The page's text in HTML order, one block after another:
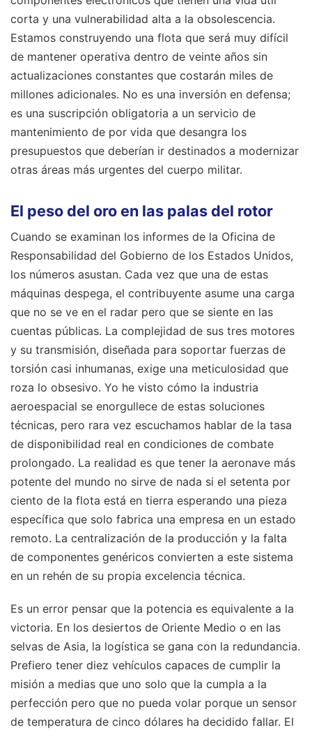
corta y una vulnerabilidad alta a la obsolescencia.
Estamos construyendo una flota que será muy difícil
de mantener operativa dentro de veinte años sin
actualizaciones constantes que costarán miles de
millones adicionales. No es una inversión en defensa;
es una suscripción obligatoria a un servicio de
mantenimiento de por vida que desangra los
presupuestos que deberían ir destinados a modernizar
otras áreas más urgentes del cuerpo militar.
El peso del oro en las palas del rotor
Cuando se examinan los informes de la Oficina de
Responsabilidad del Gobierno de los Estados Unidos,
los números asustan. Cada vez que una de estas
máquinas despega, el contribuyente asume una carga
que no se ve en el radar pero que se siente en las
cuentas públicas. La complejidad de sus tres motores
y su transmisión, diseñada para soportar fuerzas de
torsión casi inhumanas, exige una meticulosidad que
roza lo obsesivo. Yo he visto cómo la industria
aeroespacial se enorgullece de estas soluciones
técnicas, pero rara vez escuchamos hablar de la tasa
de disponibilidad real en condiciones de combate
prolongado. La realidad es que tener la aeronave más
potente del mundo no sirve de nada si el setenta por
ciento de la flota está en tierra esperando una pieza
específica que solo fabrica una empresa en un estado
remoto. La centralización de la producción y la falta
de componentes genéricos convierten a este sistema
en un rehén de su propia excelencia técnica.
Es un error pensar que la potencia es equivalente a la
victoria. En los desiertos de Oriente Medio o en las
selvas de Asia, la logística se gana con la redundancia.
Prefiero tener diez vehículos capaces de cumplir la
misión a medias que uno solo que la cumpla a la
perfección pero que no pueda volar porque un sensor
de temperatura de cinco dólares ha decidido fallar. El